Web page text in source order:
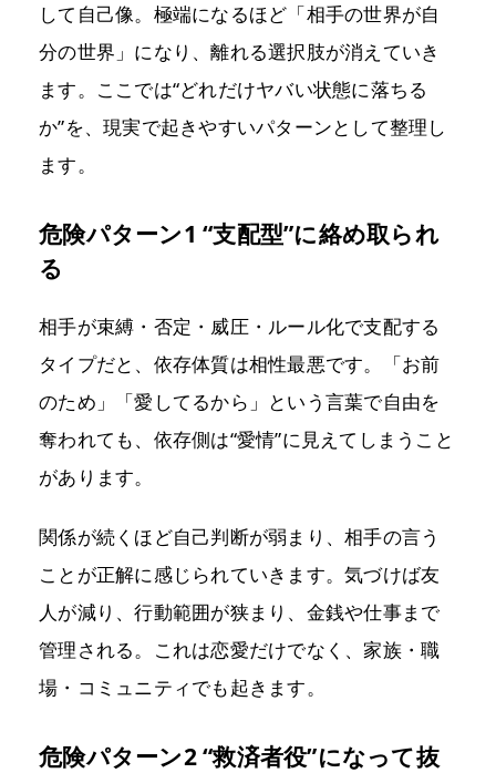
して自己像。極端になるほど「相手の世界が自
分の世界」になり、離れる選択肢が消えていき
ます。ここでは“どれだけヤバい状態に落ちる
か”を、現実で起きやすいパターンとして整理し
ます。
危険パターン1 “支配型”に絡め取られ
る
相手が束縛・否定・威圧・ルール化で支配する
タイプだと、依存体質は相性最悪です。「お前
のため」「愛してるから」という言葉で自由を
奪われても、依存側は“愛情”に見えてしまうこと
があります。
関係が続くほど自己判断が弱まり、相手の言う
ことが正解に感じられていきます。気づけば友
人が減り、行動範囲が狭まり、金銭や仕事まで
管理される。これは恋愛だけでなく、家族・職
場・コミュニティでも起きます。
危険パターン2 “救済者役”になって抜